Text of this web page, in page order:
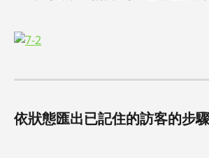
依狀態匯出已記住的訪客的步驟